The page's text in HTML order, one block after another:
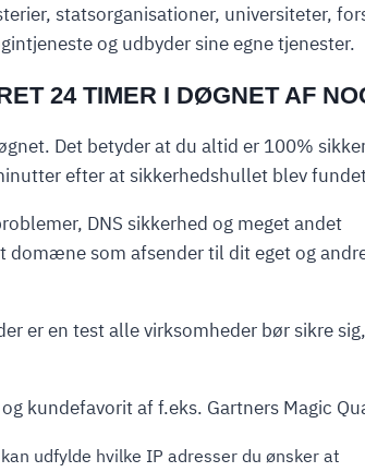
statsorganisationer, universiteter,
og udbyder sine egne tjenester.
24 TIMER I DØGNET AF
Det betyder at du altid er 100%
efter at sikkerhedshullet blev
DNS sikkerhed og meget andet
domæne som afsender til dit eget og
er en test alle virksomheder bør sikre
kundefavorit af f.eks. Gartners Magic
udfylde hvilke IP adresser du ønsker at